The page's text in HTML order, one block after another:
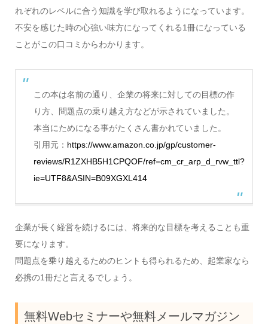
れぞれのレベルに合う知識を学び取れるようになっています。
不安を感じた時の心強い味方になってくれる1冊になっている
ことがこの口コミからわかります。
この本は名前の通り、企業の将来に対しての目標の作
り方、問題点の乗り越え方などが示されていました。
本当にためになる事がたくさん書かれていました。
引用元： https://www.amazon.co.jp/gp/customer-
reviews/R1ZXHB5H1CPQOF/ref=cm_cr_arp_d_rvw_ttl?
ie=UTF8&ASIN=B09XGXL414
企業が長く経営を続けるには、将来的な目標を考えることも重
要になります。
問題点を乗り越えるためのヒントも得られるため、起業家なら
必携の1冊だと言えるでしょう。
無料Webセミナーや無料メールマガジン